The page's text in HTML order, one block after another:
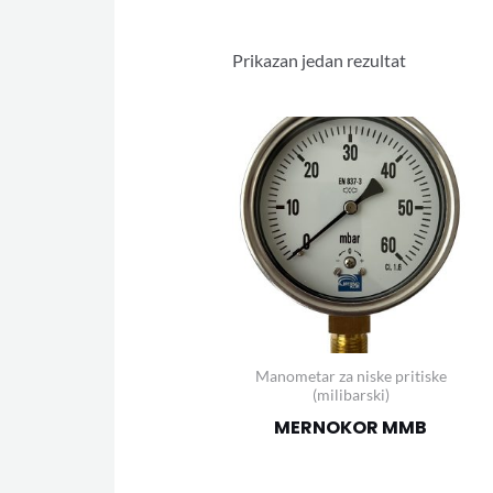
Prikazan jedan rezultat
Manometar za niske pritiske
(milibarski)
MERNOKOR MMB